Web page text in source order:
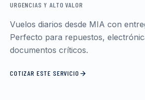
URGENCIAS Y ALTO VALOR
Vuelos diarios desde MIA con
Perfecto para repuestos,
documentos críticos.
COTIZAR ESTE SERVICIO